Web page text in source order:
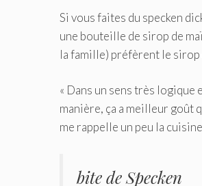
Si vous faites du specken
une bouteille de sirop de
la famille) préfèrent le sirop
« Dans un sens très logique
manière, ça a meilleur goût
me rappelle un peu la
bite de Specken